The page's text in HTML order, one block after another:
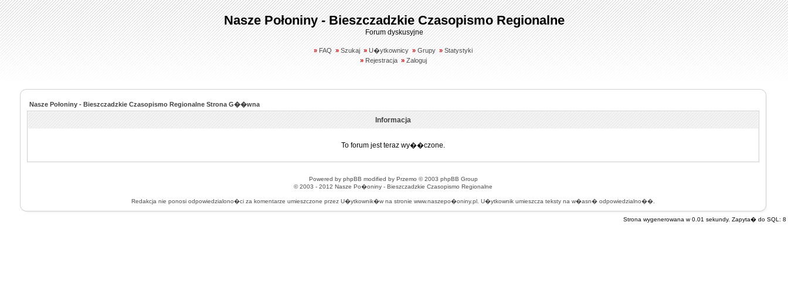
Nasze Połoniny - Bieszczadzkie Czasopismo Regionalne
Forum dyskusyjne
» FAQ » Szukaj » U�ytkownicy » Grupy » Statystyki
» Rejestracja » Zaloguj
Nasze Połoniny - Bieszczadzkie Czasopismo Regionalne Strona G��wna
Informacja
To forum jest teraz wy��czone.
Powered by phpBB modified by Przemo © 2003 phpBB Group
© 2003 - 2012 Nasze Po�oniny - Bieszczadzkie Czasopismo Regionalne
Redakcja nie ponosi odpowiedzialono�ci za komentarze umieszczone przez U�ytkownik�w na stronie www.naszepo�oniny.pl. U�ytkownik umieszcza teksty na w�asn� odpowiedzialno��.
Strona wygenerowana w 0.01 sekundy. Zapyta� do SQL: 8